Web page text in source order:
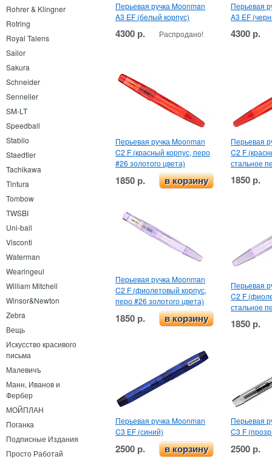
Rohrer & Klingner
Rotring
Royal Talens
Sailor
Sakura
Schneider
Sennelier
SM-LT
Speedball
Stabilo
Staedtler
Tachikawa
Tintura
Tombow
TWSBI
Uni-ball
Visconti
Waterman
Wearingeul
William Mitchell
Winsor&Newton
Zebra
Вещь
Искусство красивого
письма
Малевичъ
Манн, Иванов и
Фербер
МОЙПЛАН
Поганка
Подписные Издания
Просто Работай
Перьевая ручка Moonman
A3 EF (белый корпус)
4300 р. Распродано!
Перьевая
A3 EF
4300 р.
Перьевая ручка Moonman
C2 F (красный корпус, перо
#26 золотого цвета)
1850 р. в корзину
Перьевая
C2 F
стальное
1850 р.
Перьевая ручка Moonman
C2 F (фиолетовый корпус,
перо #26 золотого цвета)
1850 р. в корзину
Перьевая
C2 F
стальное
1850 р.
Перьевая ручка Moonman
C3 EF (синий)
2500 р. в корзину
Перьевая
C3 F
2500 р.